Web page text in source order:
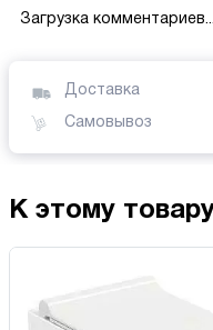
Загрузка комментариев...
Доставка
Самовывоз
К этому